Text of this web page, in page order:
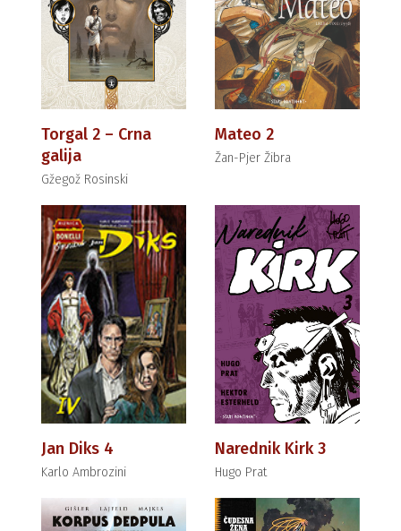
Torgal 2 – Crna
galija
Gžegož Rosinski
Mateo 2
Žan-Pjer Žibra
Jan Diks 4
Karlo Ambrozini
Narednik Kirk 3
Hugo Prat